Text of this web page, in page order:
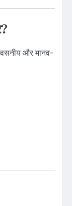
और मानव-